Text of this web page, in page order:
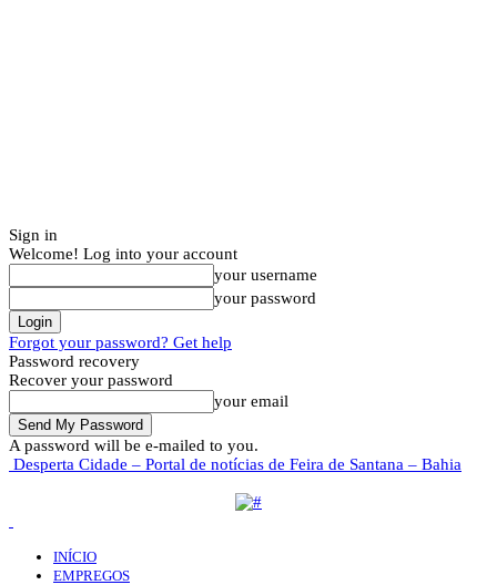
Sign in
Welcome! Log into your account
your username
your password
Forgot your password? Get help
Password recovery
Recover your password
your email
A password will be e-mailed to you.
Desperta Cidade – Portal de notícias de Feira de Santana – Bahia
INÍCIO
EMPREGOS